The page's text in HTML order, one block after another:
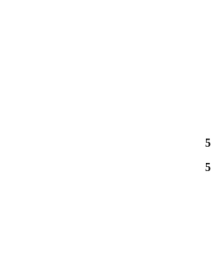
3
3
2
2
3
3
5
5